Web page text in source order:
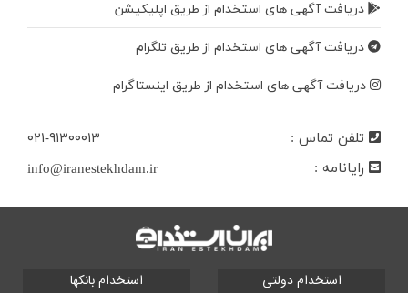
دریافت آگهی های استخدام از طریق اپلیکیشن
دریافت آگهی های استخدام از طریق تلگرام
دریافت آگهی های استخدام از طریق اینستاگرام
تلفن تماس :
۰۲۱-۹۱۳۰۰۰۱۳
رایانامه :
info@iranestekhdam.ir
استخدام دولتی
استخدام بانکها